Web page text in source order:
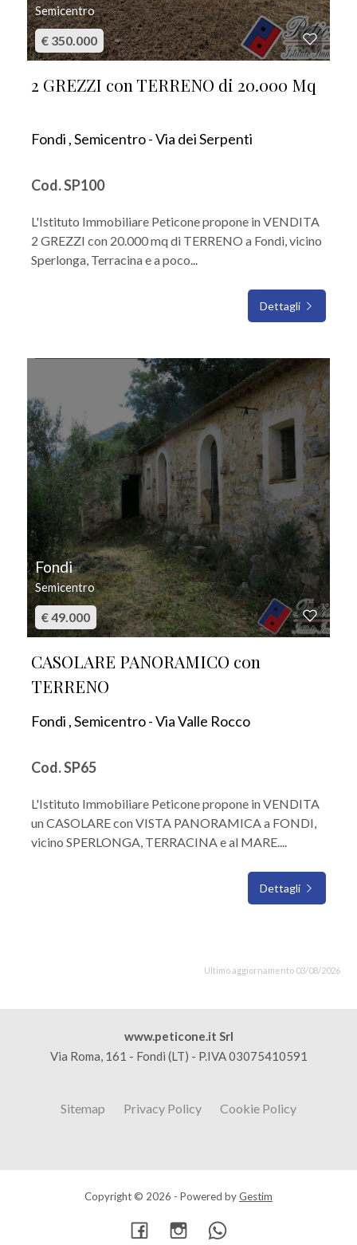
Semicentro
€ 350.000
2 GREZZI con TERRENO di 20.000 Mq
Fondi , Semicentro - Via dei Serpenti
Cod. SP100
L'Istituto Immobiliare Peticone propone in VENDITA
2 GREZZI con 20.000 mq di TERRENO a Fondi, vicino
Sperlonga, Terracina e a poco...
Dettagli
Fondi
Semicentro
€ 49.000
CASOLARE PANORAMICO con
TERRENO
Fondi , Semicentro - Via Valle Rocco
Cod. SP65
L'Istituto Immobiliare Peticone propone in VENDITA
un CASOLARE con VISTA PANORAMICA a FONDI,
vicino SPERLONGA, TERRACINA e al MARE....
Dettagli
Ultimo aggiornamento 03/08/2026
www.peticone.it Srl
Via Roma, 161 - Fondi (LT) - P.IVA 03075410591
Sitemap Privacy Policy Cookie Policy
Copyright © 2026 - Powered byGestim